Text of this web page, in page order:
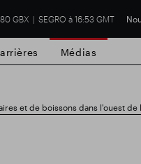
GBX SEGRO à 16:53 GMT
Médias
et de boissons dans l'ouest de